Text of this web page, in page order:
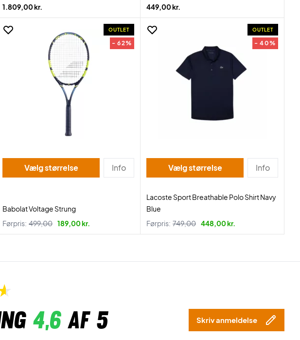
1.809,00 kr.
449,00 kr.
OUTLET
- 62%
Vælg størrelse Info
Babolat Voltage Strung
Førpris: 499,00 189,00 kr.
OUTLET
- 40%
Vælg størrelse Info
Lacoste Sport Breathable Polo Shirt Navy
Blue
Førpris: 749,00 448,00 kr.
4,6af 5 Skriv anmeldelse